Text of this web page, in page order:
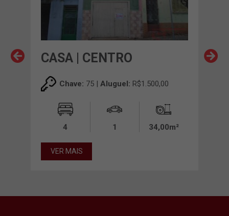
CASA | CENTRO
Chave: 75 | Aluguel: R$1.500,00
4 1 34,00m²
VER MAIS